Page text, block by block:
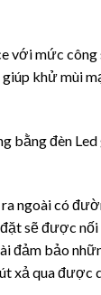
với mức
khử mùi
bằng đèn
ngoài có
sẽ được nối
đảm bảo
xả qua được